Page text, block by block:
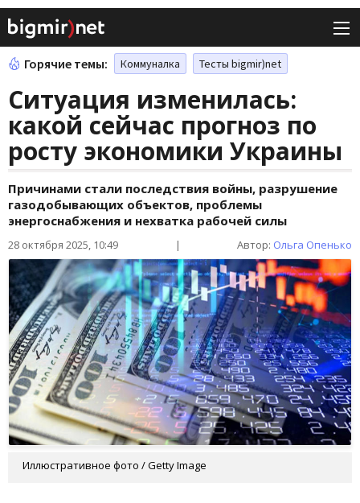
Горячие темы: Коммуналка Тесты bigmir)net
Ситуация изменилась:
какой сейчас прогноз по
росту экономики Украины
Причинами стали последствия войны, разрушение
газодобывающих объектов, проблемы
энергоснабжения и нехватка рабочей силы
28 октября 2025, 10:49 | Автор: Ольга Опенько
Иллюстративное фото / Getty Image